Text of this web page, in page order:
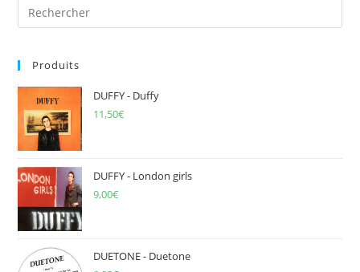
Produits
DUFFY - Duffy
11,50€
DUFFY - London girls
9,00€
DUETONE - Duetone